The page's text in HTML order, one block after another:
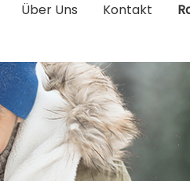
Über Uns Kontakt